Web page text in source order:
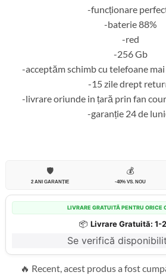
-funcționare
-baterie 88%
-red
-256 Gb
-acceptăm schimb cu telefoane
-15 zile drept
-livrare oriunde in țară prin fan
-garanție 24 de
🛡️
2 ANI GARANȚIE
💰
-40% VS. NOU
LIVRARE GRATUITĂ PENTRU ORICE
📦 Livrare Gratuită: 1-
Se verifică
🔥 Recent, acest produs a fost